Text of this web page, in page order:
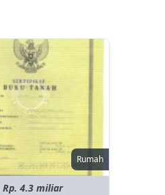
Rumah
Rp. 4.3 miliar